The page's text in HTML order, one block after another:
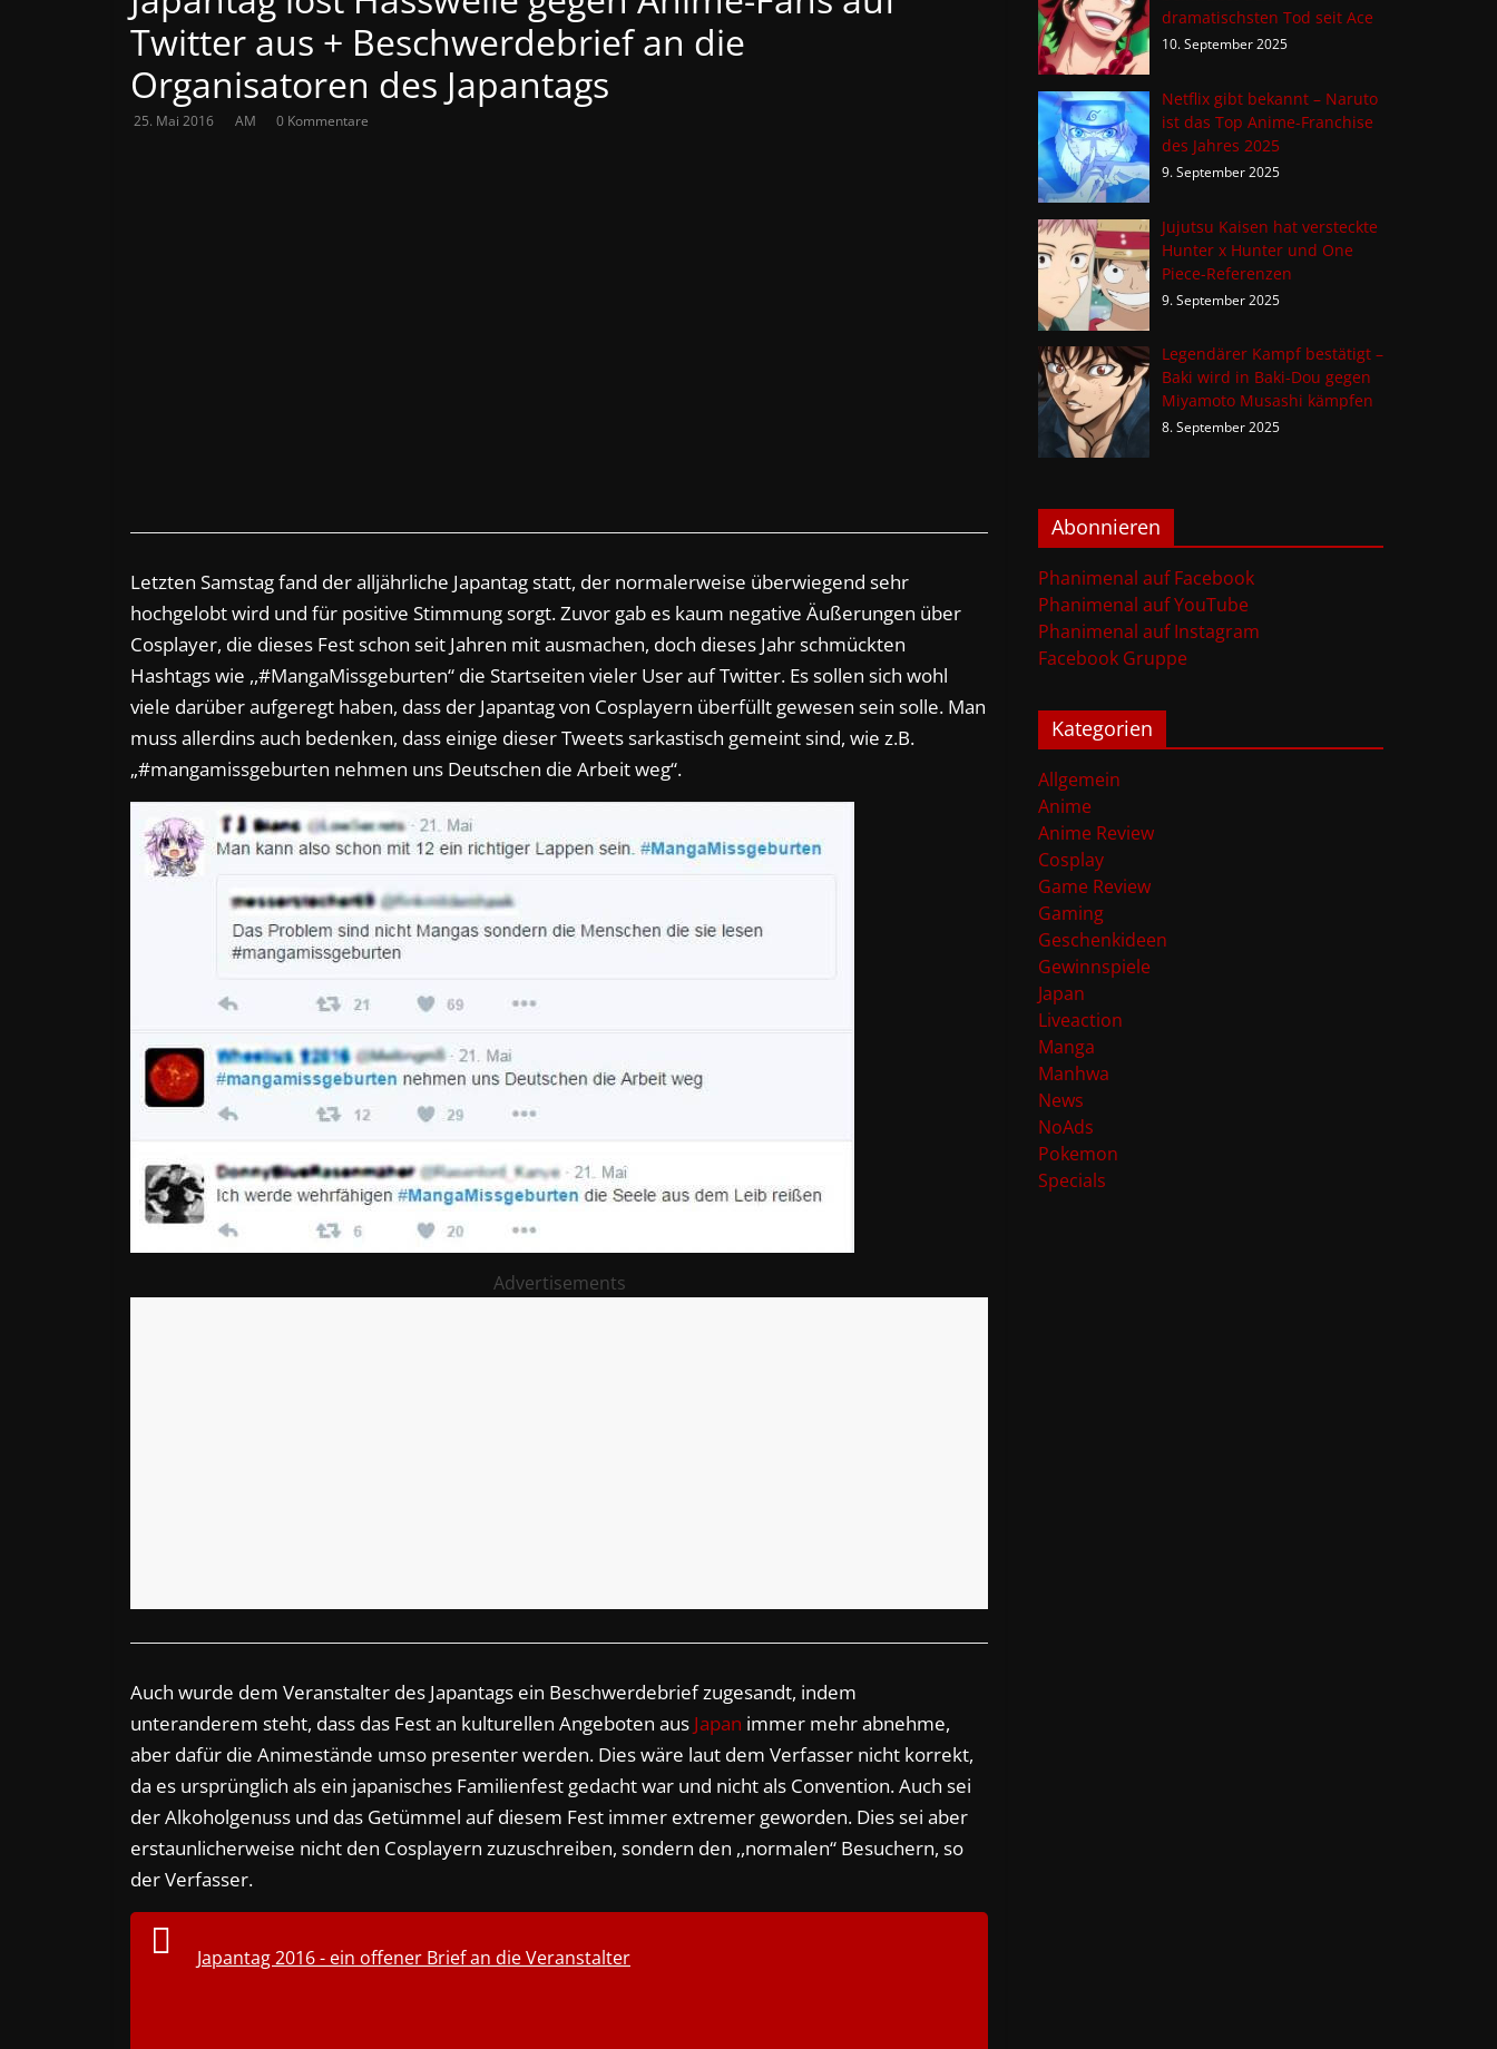
Twitter aus + Beschwerdebrief an die
Organisatoren des Japantags
25. Mai 2016 AM 0 Kommentare
Letzten Samstag fand der alljährliche Japantag statt, der normalerweise überwiegend sehr
hochgelobt wird und für positive Stimmung sorgt. Zuvor gab es kaum negative Äußerungen über
Cosplayer, die dieses Fest schon seit Jahren mit ausmachen, doch dieses Jahr schmückten
Hashtags wie ,,#MangaMissgeburten“ die Startseiten vieler User auf Twitter. Es sollen sich wohl
viele darüber aufgeregt haben, dass der Japantag von Cosplayern überfüllt gewesen sein solle. Man
muss allerdins auch bedenken, dass einige dieser Tweets sarkastisch gemeint sind, wie z.B.
„#mangamissgeburten nehmen uns Deutschen die Arbeit weg“.
Advertisements
Auch wurde dem Veranstalter des Japantags ein Beschwerdebrief zugesandt, indem
unteranderem steht, dass das Fest an kulturellen Angeboten aus Japan immer mehr abnehme,
aber dafür die Animestände umso presenter werden. Dies wäre laut dem Verfasser nicht korrekt,
da es ursprünglich als ein japanisches Familienfest gedacht war und nicht als Convention. Auch sei
der Alkoholgenuss und das Getümmel auf diesem Fest immer extremer geworden. Dies sei aber
erstaunlicherweise nicht den Cosplayern zuzuschreiben, sondern den ,,normalen“ Besuchern, so
der Verfasser.
Japantag 2016 - ein offener Brief an die Veranstalter
dramatischsten Tod seit Ace
10. September 2025
Netflix gibt bekannt – Naruto
ist das Top Anime-Franchise
des Jahres 2025
9. September 2025
Jujutsu Kaisen hat versteckte
Hunter x Hunter und One
Piece-Referenzen
9. September 2025
Legendärer Kampf bestätigt –
Baki wird in Baki-Dou gegen
Miyamoto Musashi kämpfen
8. September 2025
Abonnieren
Phanimenal auf Facebook
Phanimenal auf YouTube
Phanimenal auf Instagram
Facebook Gruppe
Kategorien
Allgemein
Anime
Anime Review
Cosplay
Game Review
Gaming
Geschenkideen
Gewinnspiele
Japan
Liveaction
Manga
Manhwa
News
NoAds
Pokemon
Specials